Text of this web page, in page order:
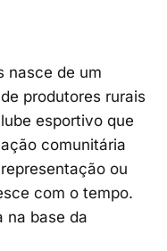
nasce de um
produtores rurais
esportivo que
comunitária
ou
com o tempo.
na base da